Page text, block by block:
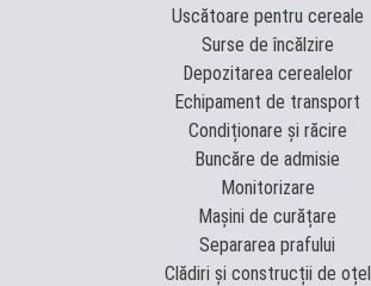
Uscătoare pentru cereale
Surse de încălzire
Depozitarea cerealelor
Echipament de transport
Condiționare și răcire
Buncăre de admisie
Monitorizare
Mașini de curățare
Separarea prafului
Clădiri și construcții de oțel